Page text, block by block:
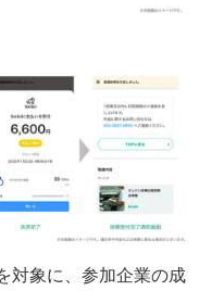
対象に、参加企業の成